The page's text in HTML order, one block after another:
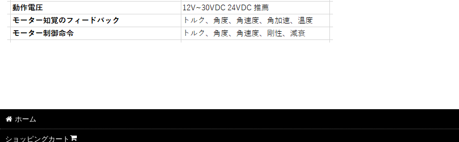
ホーム
ショッピングカート